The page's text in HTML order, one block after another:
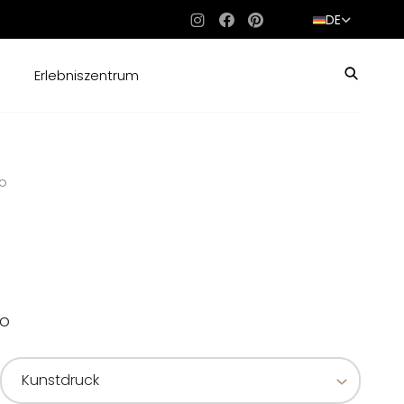
Instagram
Facebook
PinterestDE
Erlebniszentrum